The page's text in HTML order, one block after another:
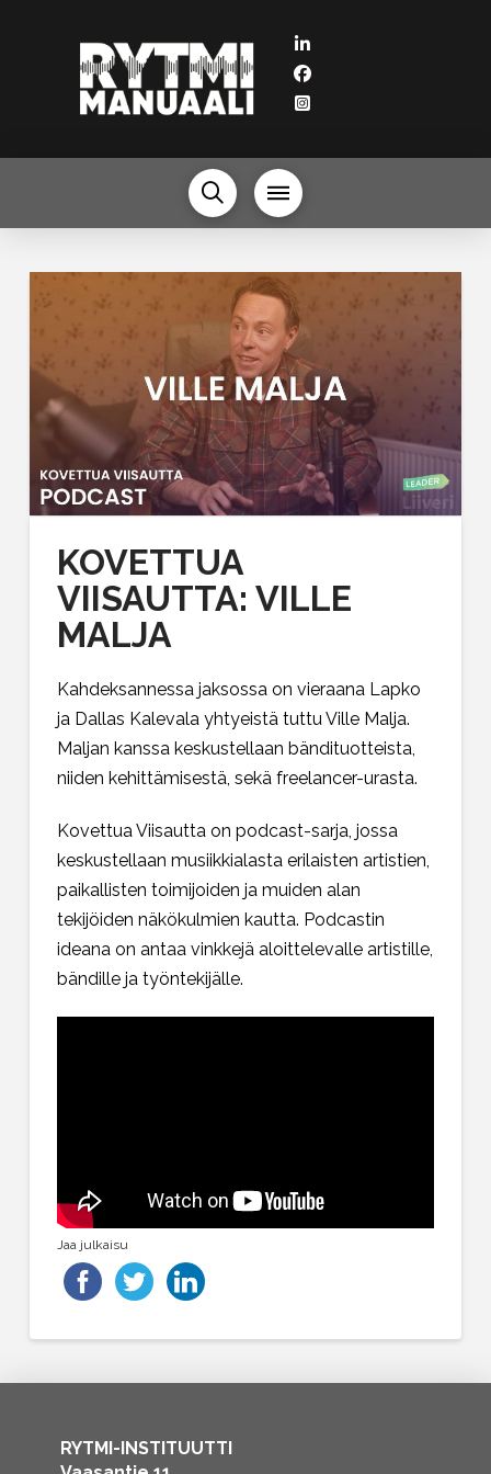
KOVETTUA
VIISAUTTA: VILLE
MALJA
Kahdeksannessa jaksossa on vieraana Lapko
ja Dallas Kalevala yhtyeistä tuttu Ville Malja.
Maljan kanssa keskustellaan bändituotteista,
niiden kehittämisestä, sekä freelancer-urasta.
Kovettua Viisautta on podcast-sarja, jossa
keskustellaan musiikkialasta erilaisten artistien,
paikallisten toimijoiden ja muiden alan
tekijöiden näkökulmien kautta. Podcastin
ideana on antaa vinkkejä aloittelevalle artistille,
bändille ja työntekijälle.
Jaa julkaisu
RYTMI-INSTITUUTTI